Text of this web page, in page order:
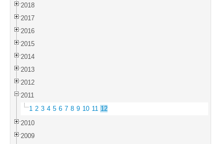
2018
2017
2016
2015
2014
2013
2012
2011
1 2 3 4 5 6 7 8 9 10 11 12
2010
2009